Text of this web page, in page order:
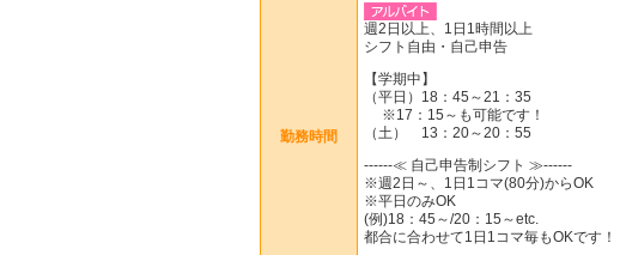
勤務時間
週2日以上、1日1時間以上
シフト自由・自己申告
【学期中】
（平日）18：45～21：35
※17：15～も可能です！
（土） 13：20～20：55
------≪ 自己申告制シフト ≫------
※週2日～、1日1コマ(80分)からOK
※平日のみOK
(例)18：45～/20：15～etc.
都合に合わせて1日1コマ毎もOKです！